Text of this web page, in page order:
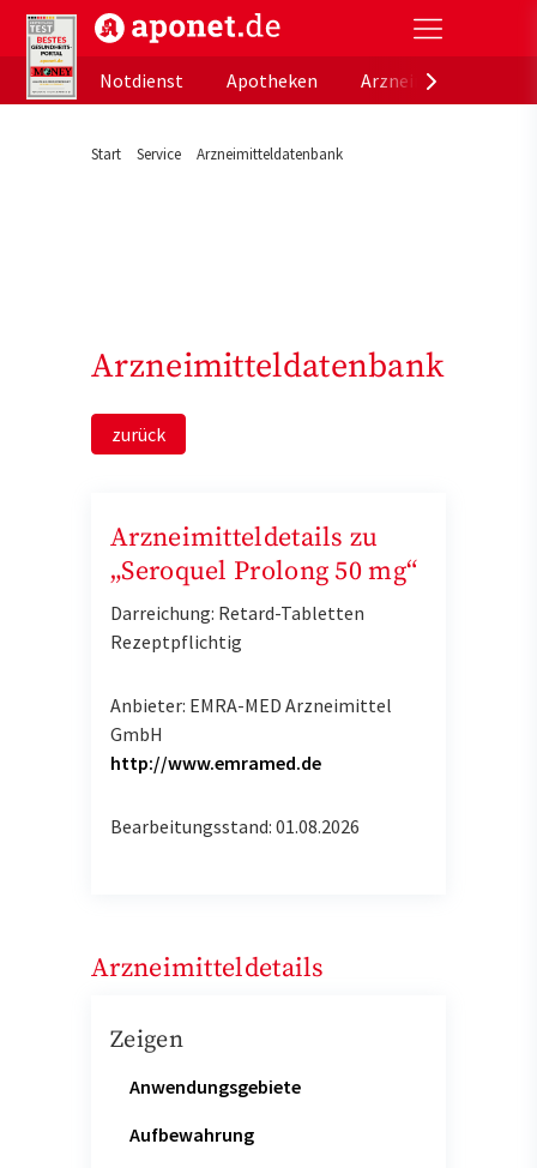
aponet.de - Das offizielle Gesundheitsportal der
Notdienst
Apotheken
Start Service Arzneimitteldatenbank
Arzneimitteldatenbank
zurück
Arzneimitteldetails zu
„Seroquel Prolong 50 mg“
Darreichung: Retard-Tabletten
Rezeptpflichtig
Anbieter: EMRA-MED Arzneimittel
GmbH
http://www.emramed.de
Bearbeitungsstand: 01.08.2026
Arzneimitteldetails
Zeigen
Anwendungsgebiete
Aufbewahrung